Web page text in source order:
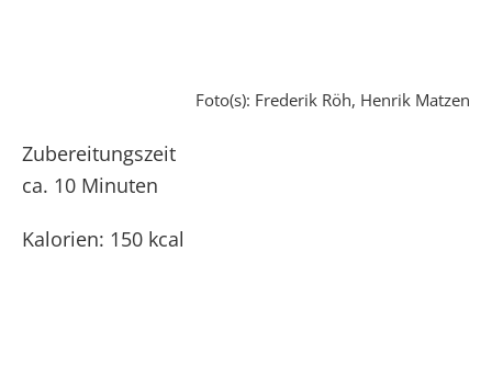
Foto(s): Frederik Röh, Henrik Matzen
Zubereitungszeit
ca. 10 Minuten
Kalorien: 150 kcal